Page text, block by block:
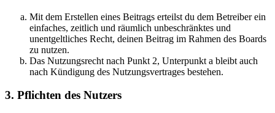
Mit dem Erstellen eines Beitrags erteilst du dem Betreiber ein
einfaches, zeitlich und räumlich unbeschränktes und
unentgeltliches Recht, deinen Beitrag im Rahmen des Boards
zu nutzen.
Das Nutzungsrecht nach Punkt 2, Unterpunkt a bleibt auch
nach Kündigung des Nutzungsvertrages bestehen.
3. Pflichten des Nutzers